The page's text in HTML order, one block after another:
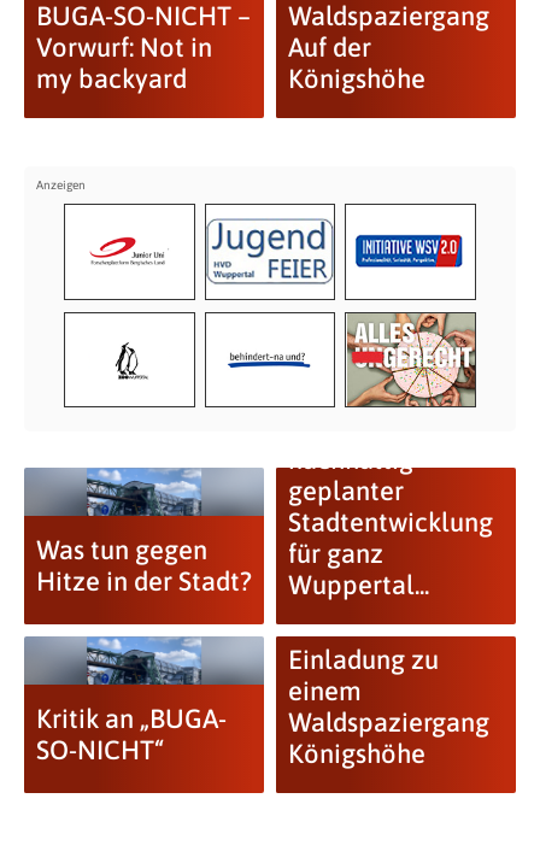
BUGA-SO-NICHT –
Vorwurf: Not in
my backyard
Waldspaziergang
Auf der
Königshöhe
Was tun gegen
Hitze in der Stadt?
geplanter
Stadtentwicklung
für ganz
Wuppertal...
Kritik an „BUGA-
SO-NICHT“
Einladung zu
einem
Waldspaziergang
Königshöhe